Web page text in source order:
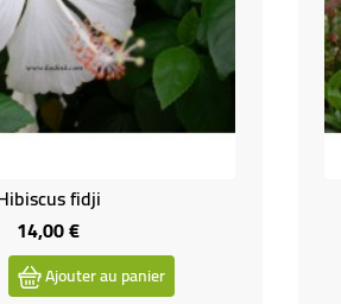
fidji
14,00 €Prix
Ajouter au panier